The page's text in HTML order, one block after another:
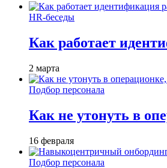
HR-беседы
Как работает
2 марта
Подбор персонала
Как не утонуть в
16 февраля
Подбор персонала